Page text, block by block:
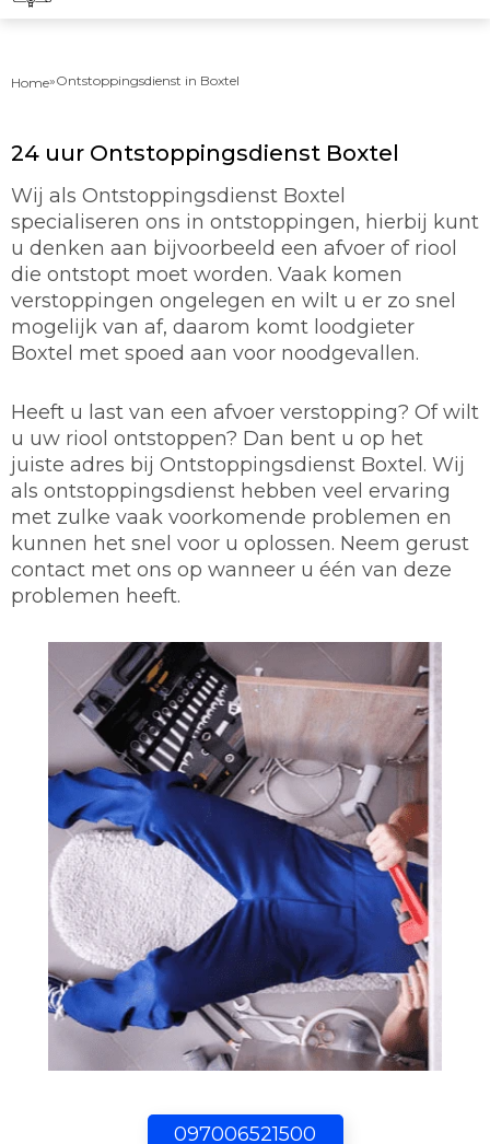
Home»Ontstoppingsdienst in Boxtel
097006521500
24 uur Ontstoppingsdienst Boxtel
Wij als Ontstoppingsdienst Boxtel
specialiseren ons in ontstoppingen, hierbij kunt
u denken aan bijvoorbeeld een afvoer of riool
die ontstopt moet worden. Vaak komen
verstoppingen ongelegen en wilt u er zo snel
mogelijk van af, daarom komt loodgieter
Boxtel met spoed aan voor noodgevallen.
Heeft u last van een afvoer verstopping? Of wilt
u uw riool ontstoppen? Dan bent u op het
juiste adres bij Ontstoppingsdienst Boxtel. Wij
als ontstoppingsdienst hebben veel ervaring
met zulke vaak voorkomende problemen en
kunnen het snel voor u oplossen. Neem gerust
contact met ons op wanneer u één van deze
problemen heeft.